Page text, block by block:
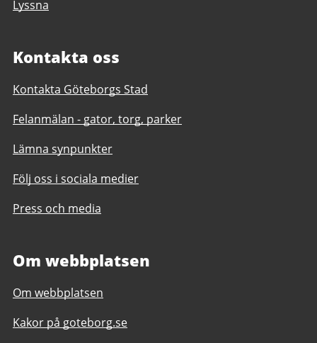
Lyssna
Kontakta oss
Kontakta Göteborgs Stad
Felanmälan - gator, torg, parker
Lämna synpunkter
Följ oss i sociala medier
Press och media
Om webbplatsen
Om webbplatsen
Kakor på goteborg.se